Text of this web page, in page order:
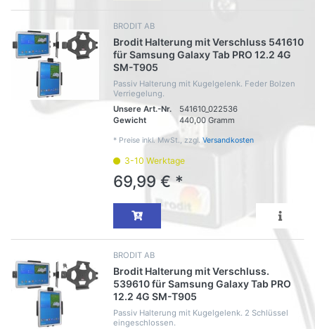
BRODIT AB
Brodit Halterung mit Verschluss 541610
für Samsung Galaxy Tab PRO 12.2 4G
SM-T905
Passiv Halterung mit Kugelgelenk. Feder Bolzen
Verriegelung.
Unsere Art.-Nr.
541610_022536
Gewicht
440,00 Gramm
* Preise inkl. MwSt., zzgl. Versandkosten
3-10 Werktage
69,99 € *
BRODIT AB
Brodit Halterung mit Verschluss.
539610 für Samsung Galaxy Tab PRO
12.2 4G SM-T905
Passiv Halterung mit Kugelgelenk. 2 Schlüssel
eingeschlossen.